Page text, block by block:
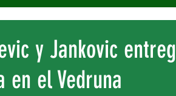
y Jankovic
en el Vedruna